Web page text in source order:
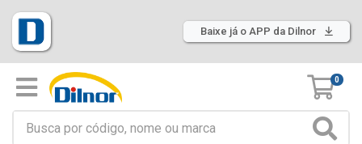
Baixe já o APP da Dilnor
0